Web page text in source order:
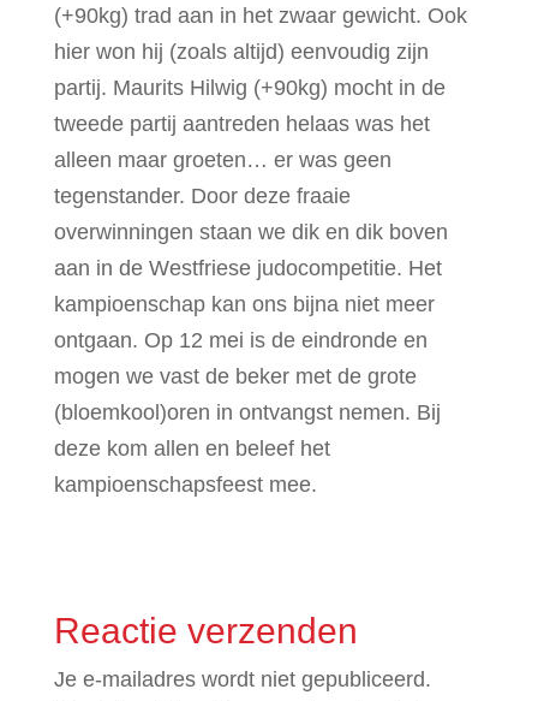
(+90kg) trad aan in het zwaar gewicht. Ook
hier won hij (zoals altijd) eenvoudig zijn
partij. Maurits Hilwig (+90kg) mocht in de
tweede partij aantreden helaas was het
alleen maar groeten… er was geen
tegenstander. Door deze fraaie
overwinningen staan we dik en dik boven
aan in de Westfriese judocompetitie. Het
kampioenschap kan ons bijna niet meer
ontgaan. Op 12 mei is de eindronde en
mogen we vast de beker met de grote
(bloemkool)oren in ontvangst nemen. Bij
deze kom allen en beleef het
kampioenschapsfeest mee.
Reactie verzenden
Je e-mailadres wordt niet gepubliceerd.